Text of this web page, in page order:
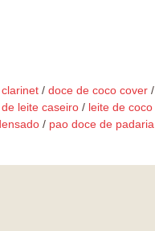
/ doce de coco cover /
leite caseiro / leite de coco
/ pao doce de padaria